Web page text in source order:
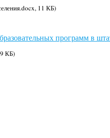
11 КБ)
программ в
КБ)